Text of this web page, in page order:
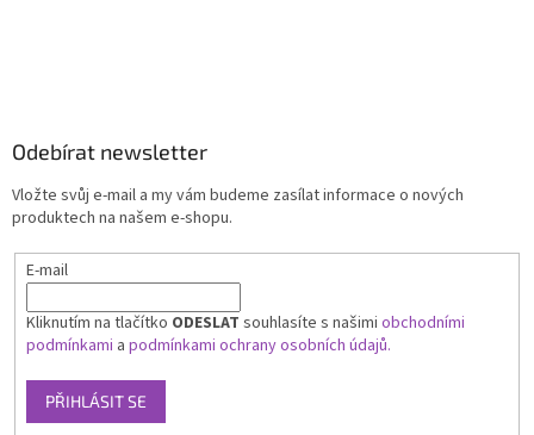
Odebírat newsletter
Vložte svůj e-mail a my vám budeme zasílat informace o nových
produktech na našem e-shopu.
E-mail
Kliknutím na tlačítko ODESLAT souhlasíte s našimi obchodními
podmínkami a podmínkami ochrany osobních údajů.
PŘIHLÁSIT SE